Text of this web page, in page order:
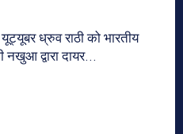
ध्रुव राठी को भारतीय
द्वारा दायर...